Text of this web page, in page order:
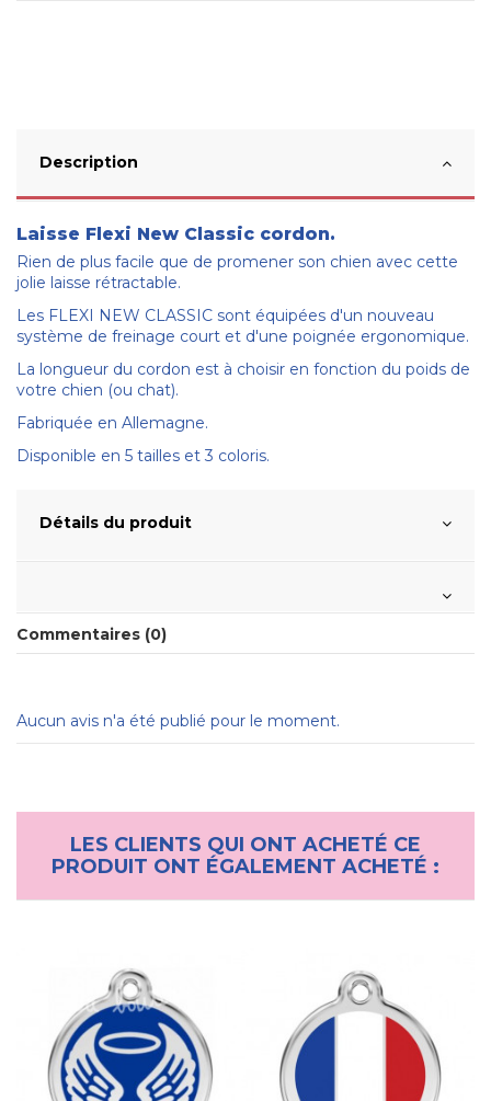
Description
Laisse Flexi New Classic cordon.
Rien de plus facile que de promener son chien avec cette
jolie laisse rétractable.
Les FLEXI NEW CLASSIC sont équipées d'un nouveau
système de freinage court et d'une poignée ergonomique.
La longueur du cordon est à choisir en fonction du poids de
votre chien (ou chat).
Fabriquée en Allemagne.
Disponible en 5 tailles et 3 coloris.
Détails du produit
Commentaires (0)
Aucun avis n'a été publié pour le moment.
LES CLIENTS QUI ONT ACHETÉ CE
PRODUIT ONT ÉGALEMENT ACHETÉ :